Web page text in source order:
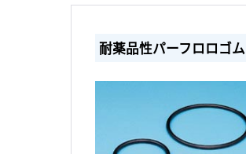
耐薬品性パーフロロゴム